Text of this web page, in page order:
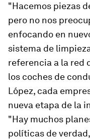
"Hacemos piezas
pero no nos
enfocando en
sistema de
referencia a la red
los coches de
López, cada
nueva etapa de la
"Hay muchos
políticas de